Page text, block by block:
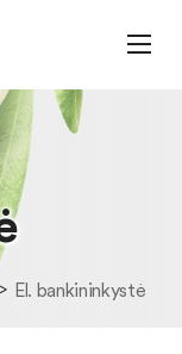
El. bankininkystė